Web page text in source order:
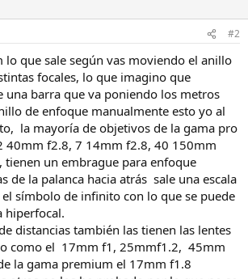
#2
lo que sale según vas moviendo el anillo
focales, lo que imagino que
una barra que va poniendo los metros
de enfoque manualmente esto yo al
la mayoría de objetivos de la gama pro
f2.8, 7 14mm f2.8, 40 150mm
un embrague para enfoque
de la palanca hacia atrás sale una escala
símbolo de infinito con lo que se puede
hiperfocal.
distancias también las tienen las lentes
como el 17mm f1, 25mmf1.2, 45mm
la gama premium el 17mm f1.8